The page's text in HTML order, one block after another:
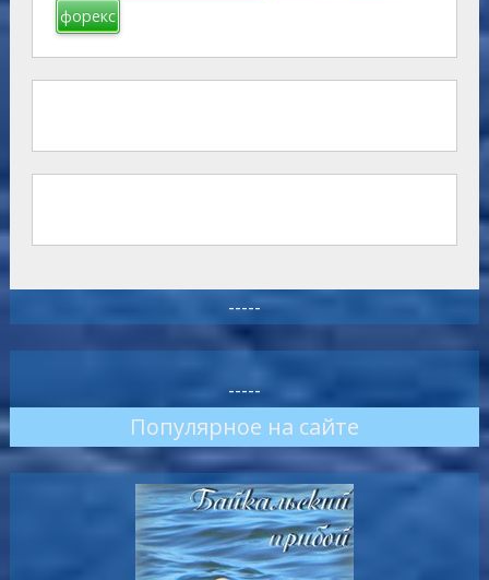
форекс
-----
-----
Популярное на сайте